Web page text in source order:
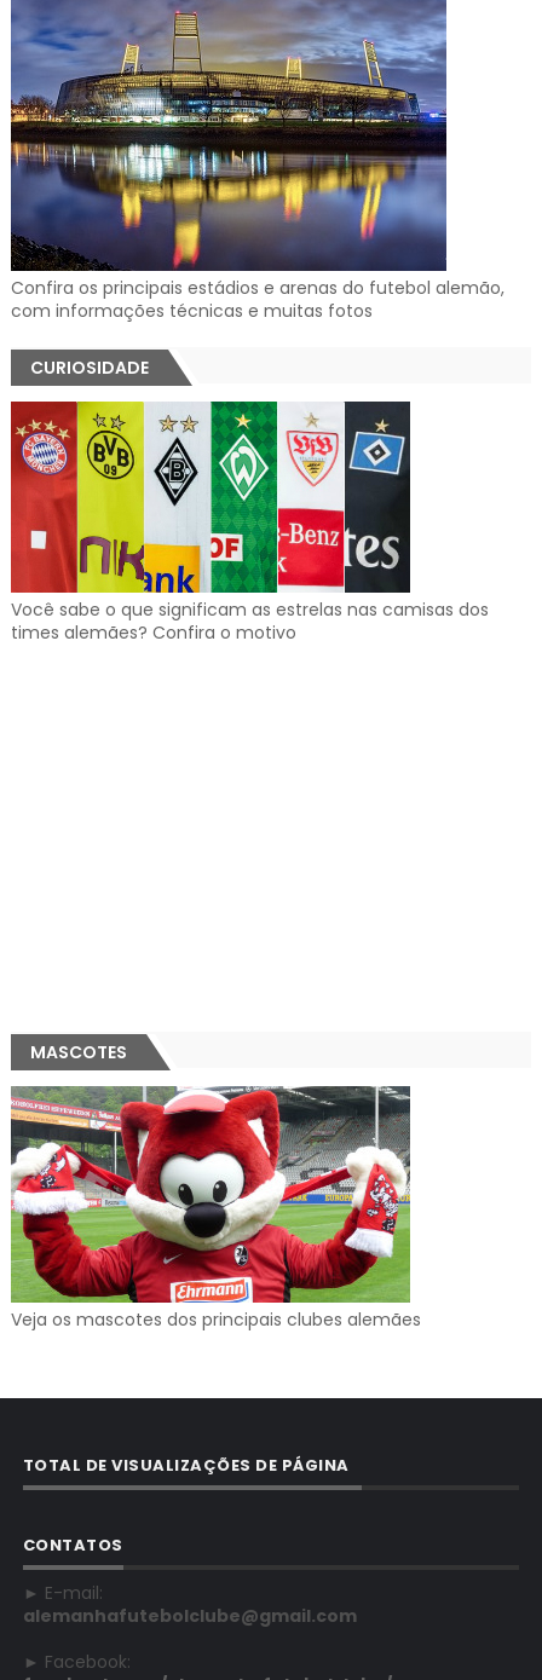
Confira os principais estádios e arenas do futebol alemão,
com informações técnicas e muitas fotos
CURIOSIDADE
Você sabe o que significam as estrelas nas camisas dos
times alemães? Confira o motivo
MASCOTES
Veja os mascotes dos principais clubes alemães
TOTAL DE VISUALIZAÇÕES DE PÁGINA
CONTATOS
► E-mail:
alemanhafutebolclube@gmail.com
► Facebook: